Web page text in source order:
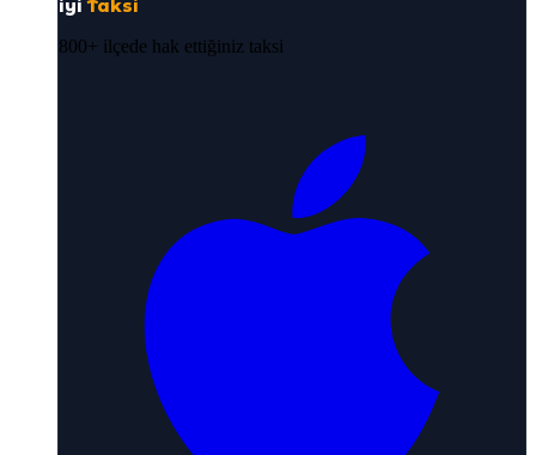
iyi Taksi
800+ ilçede hak ettiğiniz taksi